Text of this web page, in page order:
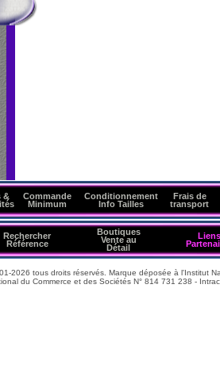
&
Commande
Minimum
Conditionnement
Info Tailles
Frais de
transport
Rechercher
Référence
Boutiques
Vente au
Détail
Liens
2026 tous droits réservés. Marque déposée à l'Institut
du Commerce et des Sociétés N° 814 731 238 -